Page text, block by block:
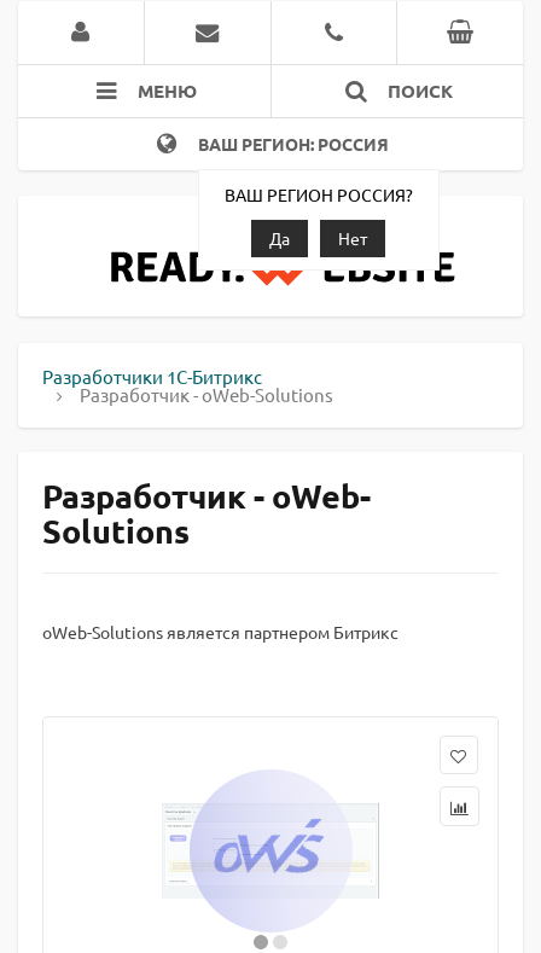
МЕНЮ ПОИСК
ВАШ РЕГИОН: РОССИЯ
ВАШ РЕГИОН РОССИЯ?
Да
Нет
Разработчики 1С-Битрикс
Разработчик - oWeb-Solutions
Разработчик - oWeb-
Solutions
oWeb-Solutions является партнером Битрикс